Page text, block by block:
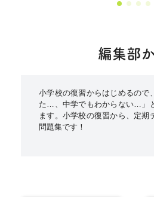
編集部
小学校の復習からはじめるので
た…、中学でもわからない…」
ます。小学校の復習から、定期
問題集です！